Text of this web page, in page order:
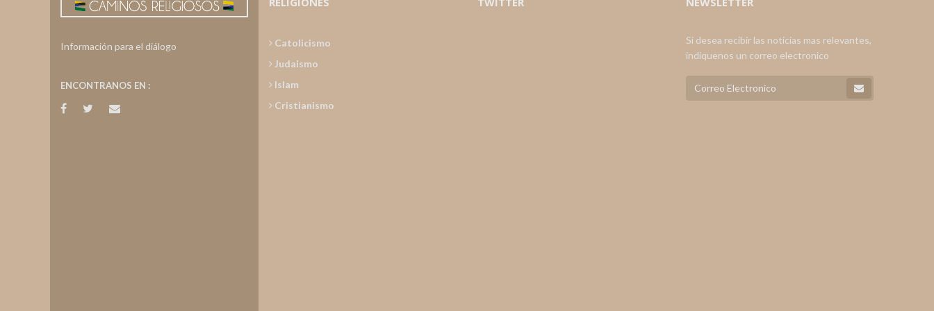
Información para el diálogo
ENCONTRANOS EN :
Catolicismo
Judaismo
Islam
Cristianismo
Si desea recibir las noticias mas relevantes,
indiquenos un correo electronico